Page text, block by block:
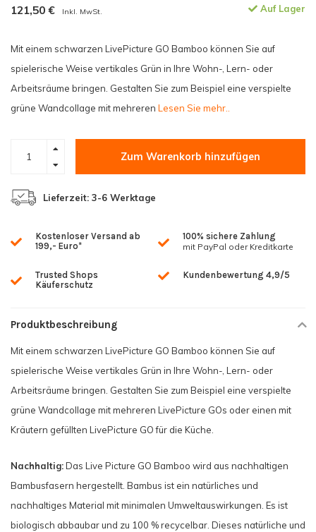
121,50 € Inkl. MwSt. Auf Lager
Mit einem schwarzen LivePicture GO Bamboo können Sie auf
spielerische Weise vertikales Grün in Ihre Wohn-, Lern- oder
Arbeitsräume bringen. Gestalten Sie zum Beispiel eine verspielte
grüne Wandcollage mit mehreren Lesen Sie mehr..
Zum Warenkorb hinzufügen
Lieferzeit: 3-6 Werktage
Kostenloser Versand ab
199,- Euro*
100% sichere Zahlung
mit PayPal oder Kreditkarte
Trusted Shops
Käuferschutz
Kundenbewertung 4,9/5
Produktbeschreibung
Mit einem schwarzen LivePicture GO Bamboo können Sie auf
spielerische Weise vertikales Grün in Ihre Wohn-, Lern- oder
Arbeitsräume bringen. Gestalten Sie zum Beispiel eine verspielte
grüne Wandcollage mit mehreren LivePicture GOs oder einen mit
Kräutern gefüllten LivePicture GO für die Küche.
Nachhaltig:Das Live Picture GO Bamboo wird aus nachhaltigen
Bambusfasern hergestellt. Bambus ist ein natürliches und
nachhaltiges Material mit minimalen Umweltauswirkungen. Es ist
biologisch abbaubar und zu 100 % recycelbar. Dieses natürliche und